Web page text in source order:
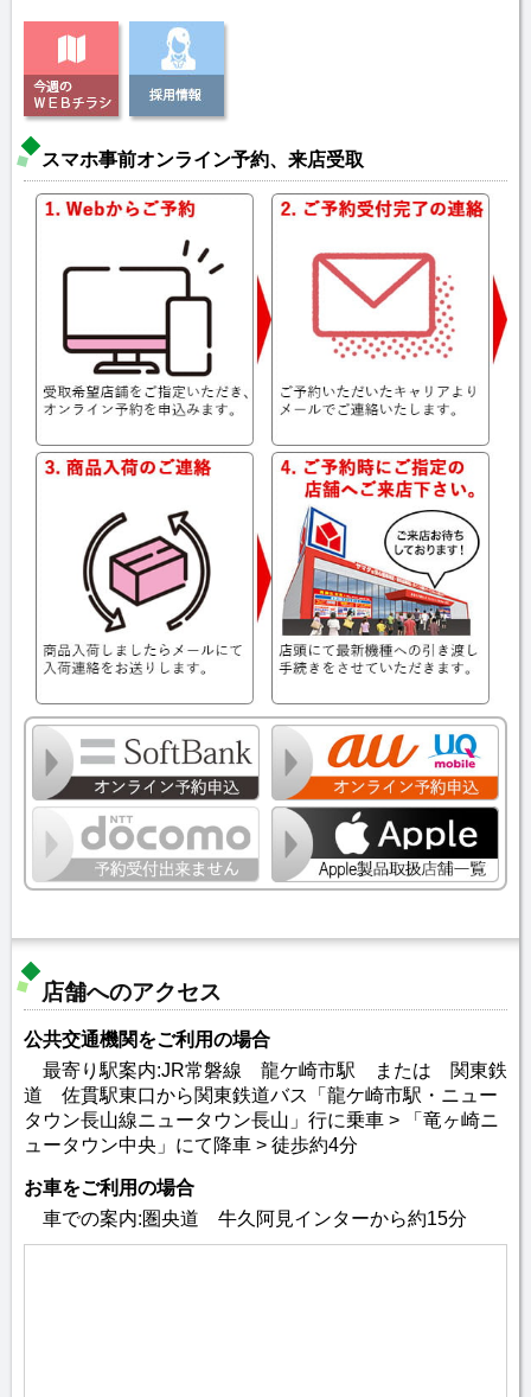
スマホ事前オンライン予約、来店受取
店舗へのアクセス
公共交通機関をご利用の場合
最寄り駅案内:JR常磐線 龍ケ崎市駅 または 関東鉄
道 佐貫駅東口から関東鉄道バス「龍ケ崎市駅・ニュー
タウン長山線ニュータウン長山」行に乗車 > 「竜ヶ崎ニ
ュータウン中央」にて降車 > 徒歩約4分
お車をご利用の場合
車での案内:圏央道 牛久阿見インターから約15分